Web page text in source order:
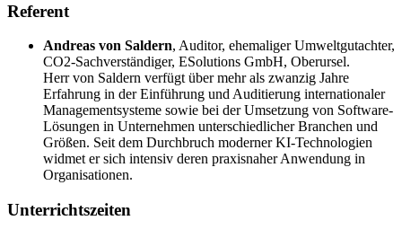
Referent
Andreas von Saldern, Auditor, ehemaliger Umweltgutachter,
CO2-Sachverständiger, ESolutions GmbH, Oberursel.
Herr von Saldern verfügt über mehr als zwanzig Jahre
Erfahrung in der Einführung und Auditierung internationaler
Managementsysteme sowie bei der Umsetzung von Software-
Lösungen in Unternehmen unterschiedlicher Branchen und
Größen. Seit dem Durchbruch moderner KI-Technologien
widmet er sich intensiv deren praxisnaher Anwendung in
Organisationen.
Unterrichtszeiten